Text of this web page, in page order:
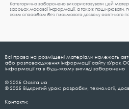
Категорично заборонено використовувати цей
засобах масової інформації, а також поширювати,
яким способом без письмового дозволу освітнього
Всі права на розміщені матеріали належать
або розповсюдження інформації сайту
інформації та в будь-якому вигляді заборонено
© 2025 Освіта.ua
© 2025 Відкритий урок: розробки, технології,
Контакти: